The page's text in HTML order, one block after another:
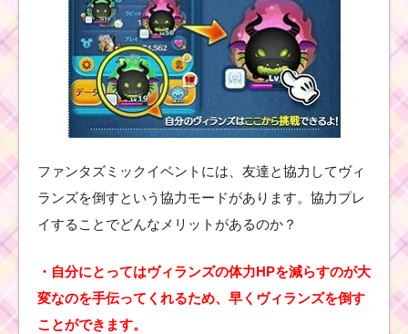
ファンタズミックイベントには、友達と協力してヴィ
ランズを倒すという協力モードがあります。協力プレ
イすることでどんなメリットがあるのか？
・自分にとってはヴィランズの体力HPを減らすのが大
変なのを手伝ってくれるため、早くヴィランズを倒す
ことができます。